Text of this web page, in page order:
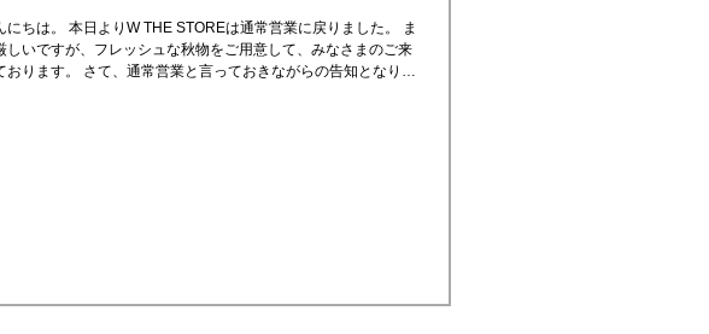
にちは。 本日よりW THE STOREは通常営業に戻りました。 ま
しいですが、フレッシュな秋物をご用意して、みなさまのご来
おります。 さて、通常営業と言っておきながらの告知となりま